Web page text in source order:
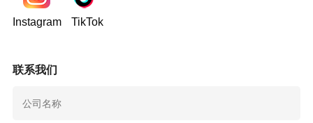
Instagram TikTok
联系我们